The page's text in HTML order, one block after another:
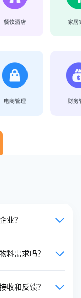
业？
料需求吗？
收和反馈？